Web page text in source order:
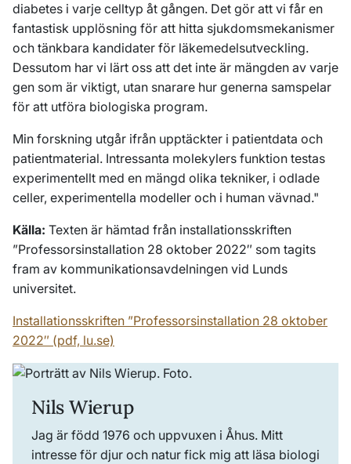
diabetes i varje celltyp åt gången. Det gör att vi får en
fantastisk upplösning för att hitta sjukdomsmekanismer
och tänkbara kandidater för läkemedelsutveckling.
Dessutom har vi lärt oss att det inte är mängden av varje
gen som är viktigt, utan snarare hur generna samspelar
för att utföra biologiska program.
Min forskning utgår ifrån upptäckter i patientdata och
patientmaterial. Intressanta molekylers funktion testas
experimentellt med en mängd olika tekniker, i odlade
celler, experimentella modeller och i human vävnad."
Källa: Texten är hämtad från installationsskriften
”Professorsinstallation 28 oktober 2022″ som tagits
fram av kommunikationsavdelningen vid Lunds
universitet.
Installationsskriften ”Professorsinstallation 28 oktober
2022″ (pdf, lu.se)
Nils Wierup
Jag är född 1976 och uppvuxen i Åhus. Mitt
intresse för djur och natur fick mig att läsa biologi